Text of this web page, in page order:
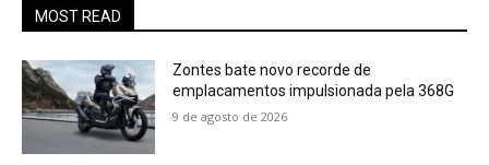
MOST READ
Zontes bate novo recorde de
emplacamentos impulsionada pela 368G
9 de agosto de 2026